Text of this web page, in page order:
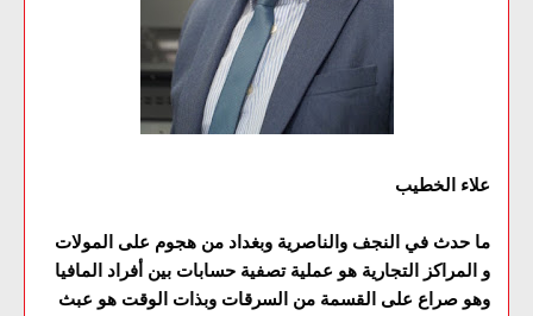
علاء الخطيب
ما حدث في النجف والناصرية وبغداد من هجوم على المولات
و المراكز التجارية هو عملية تصفية حسابات بين أفراد المافيا
وهو صراع على القسمة من السرقات وبذات الوقت هو عبث